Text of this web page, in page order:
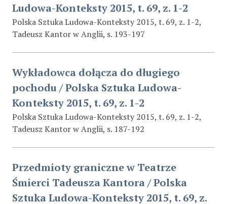
Ludowa-Konteksty 2015, t. 69, z. 1-2
Polska Sztuka Ludowa-Konteksty 2015, t. 69, z. 1-2,
Tadeusz Kantor w Anglii, s. 193-197
Wykładowca dołącza do długiego
pochodu / Polska Sztuka Ludowa-
Konteksty 2015, t. 69, z. 1-2
Polska Sztuka Ludowa-Konteksty 2015, t. 69, z. 1-2,
Tadeusz Kantor w Anglii, s. 187-192
Przedmioty graniczne w Teatrze
Śmierci Tadeusza Kantora / Polska
Sztuka Ludowa-Konteksty 2015, t. 69, z.